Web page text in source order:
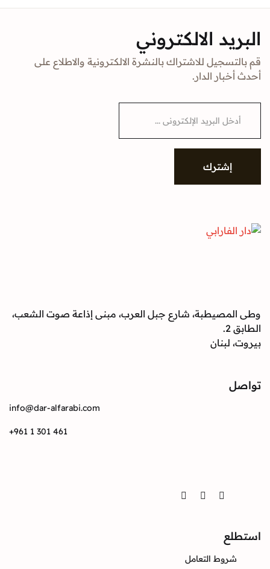
البريد الالكتروني
قم بالتسجيل للاشتراك بالنشرة الالكترونية والاطلاع على
أحدث أخبار الدار.
i
إشترك
وطى المصيطبة، شارع جبل العرب، مبنى إذاعة صوت الشعب،
الطابق 2.
بيروت، لبنان
تواصل
info@dar-alfarabi.com
+961 1 301 461
Facebook
Instagram
Twitter
استطلع
شروط التعامل